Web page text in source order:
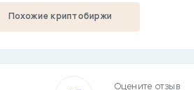
Похожие криптобиржи
Оцените отзыв